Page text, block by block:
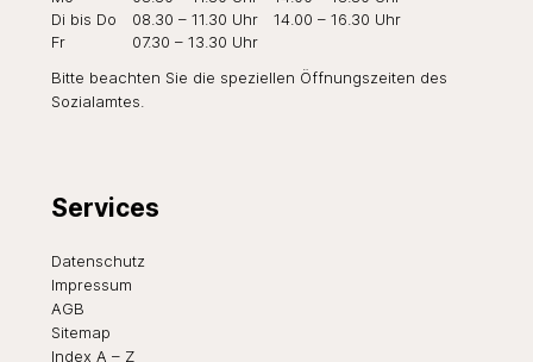
Di bis Do 08.30 – 11.30 Uhr
14.00 – 16.30 Uhr
Fr
07.30 – 13.30 Uhr
Bitte beachten Sie die speziellen Öffnungszeiten des
Sozialamtes.
Services
Datenschutz
Impressum
AGB
Sitemap
Index A – Z